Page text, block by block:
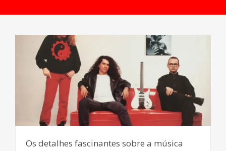
Os detalhes fascinantes sobre a música